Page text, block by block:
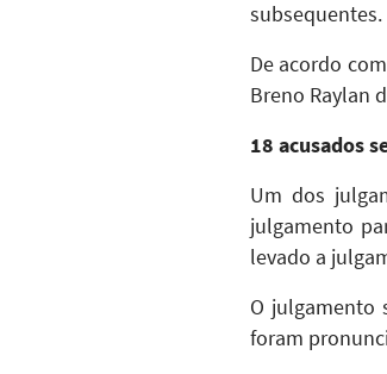
subsequentes.
De acordo
Breno Raylan
18 acusados
Um dos
julgamento
levado a
O julgamento
foram